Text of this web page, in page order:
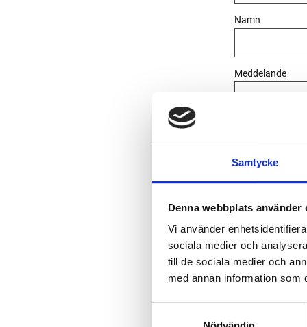
Samtycke
Denna webbplats använder
Vi använder
sociala medier och
till de sociala medier och
med annan information som
Namn
Meddelande
Dina
E-post:
Har du frågor
Telefon:
Vill du prata